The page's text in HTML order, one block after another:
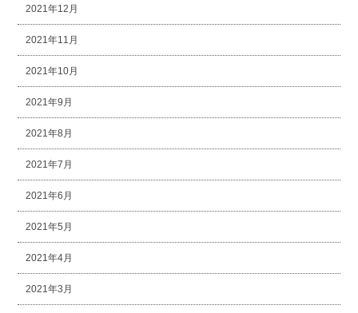
2021年12月
2021年11月
2021年10月
2021年9月
2021年8月
2021年7月
2021年6月
2021年5月
2021年4月
2021年3月